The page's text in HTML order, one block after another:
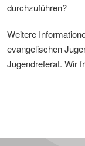
durchzuführen?
Weitere
evangelischen
Jugendreferat. Wir